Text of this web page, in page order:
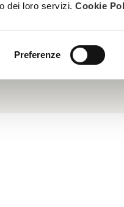
dei loro servizi.Cookie
Preferenze
dei trattamenti
ad attenuare la
inibendo l’enzima